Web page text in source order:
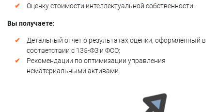
Оценку стоимости интеллектуальной собственности.
Вы получаете:
Детальный отчет о результатах оценки, оформленный в
соответствии с 135-ФЗ и ФСО;
Рекомендации по оптимизации управления
нематериальными активами.